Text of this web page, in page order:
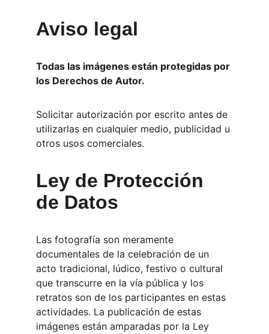
Aviso legal
Todas las imágenes están protegidas por
los Derechos de Autor.
Solicitar autorización por escrito antes de
utilizarlas en cualquier medio, publicidad u
otros usos comerciales.
Ley de Protección
de Datos
Las fotografía son meramente
documentales de la celebración de un
acto tradicional, lúdico, festivo o cultural
que transcurre en la vía pública y los
retratos son de los participantes en estas
actividades. La publicación de estas
imágenes están amparadas por la Ley